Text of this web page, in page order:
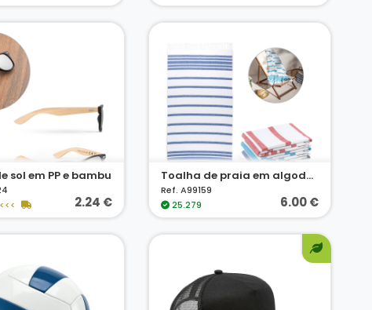
sol em PP e bambu
<<< 2.24 €
Toalha de praia em algodão (70% reciclado) e poliéster (30% reciclado) (180 g/m²)
Ref. A99159
25.279
6.00 €